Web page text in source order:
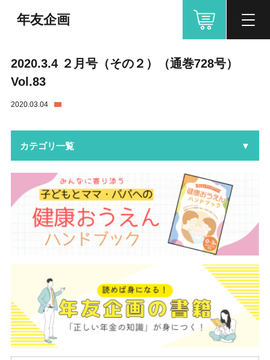
年友企画
2020.3.4 ２月号（その２）（通巻728号）
Vol.83
2020.03.04
カテゴリ一覧